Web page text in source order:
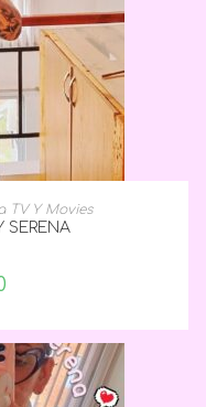
TV Y Movies
SERENA